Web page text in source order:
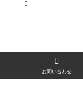
お問い合わせ